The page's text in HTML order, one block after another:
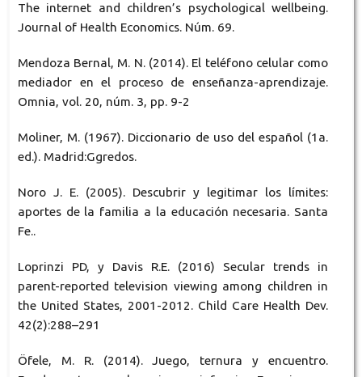
The internet and children’s psychological wellbeing.
Journal of Health Economics. Núm. 69.
Mendoza Bernal, M. N. (2014). El teléfono celular como
mediador en el proceso de enseñanza-aprendizaje.
Omnia, vol. 20, núm. 3, pp. 9-2
Moliner, M. (1967). Diccionario de uso del español (1a.
ed.). Madrid:Ggredos.
Noro J. E. (2005). Descubrir y legitimar los límites:
aportes de la familia a la educación necesaria. Santa
Fe..
Loprinzi PD, y Davis R.E. (2016) Secular trends in
parent-reported television viewing among children in
the United States, 2001-2012. Child Care Health Dev.
42(2):288–291
Öfele, M. R. (2014). Juego, ternura y encuentro.